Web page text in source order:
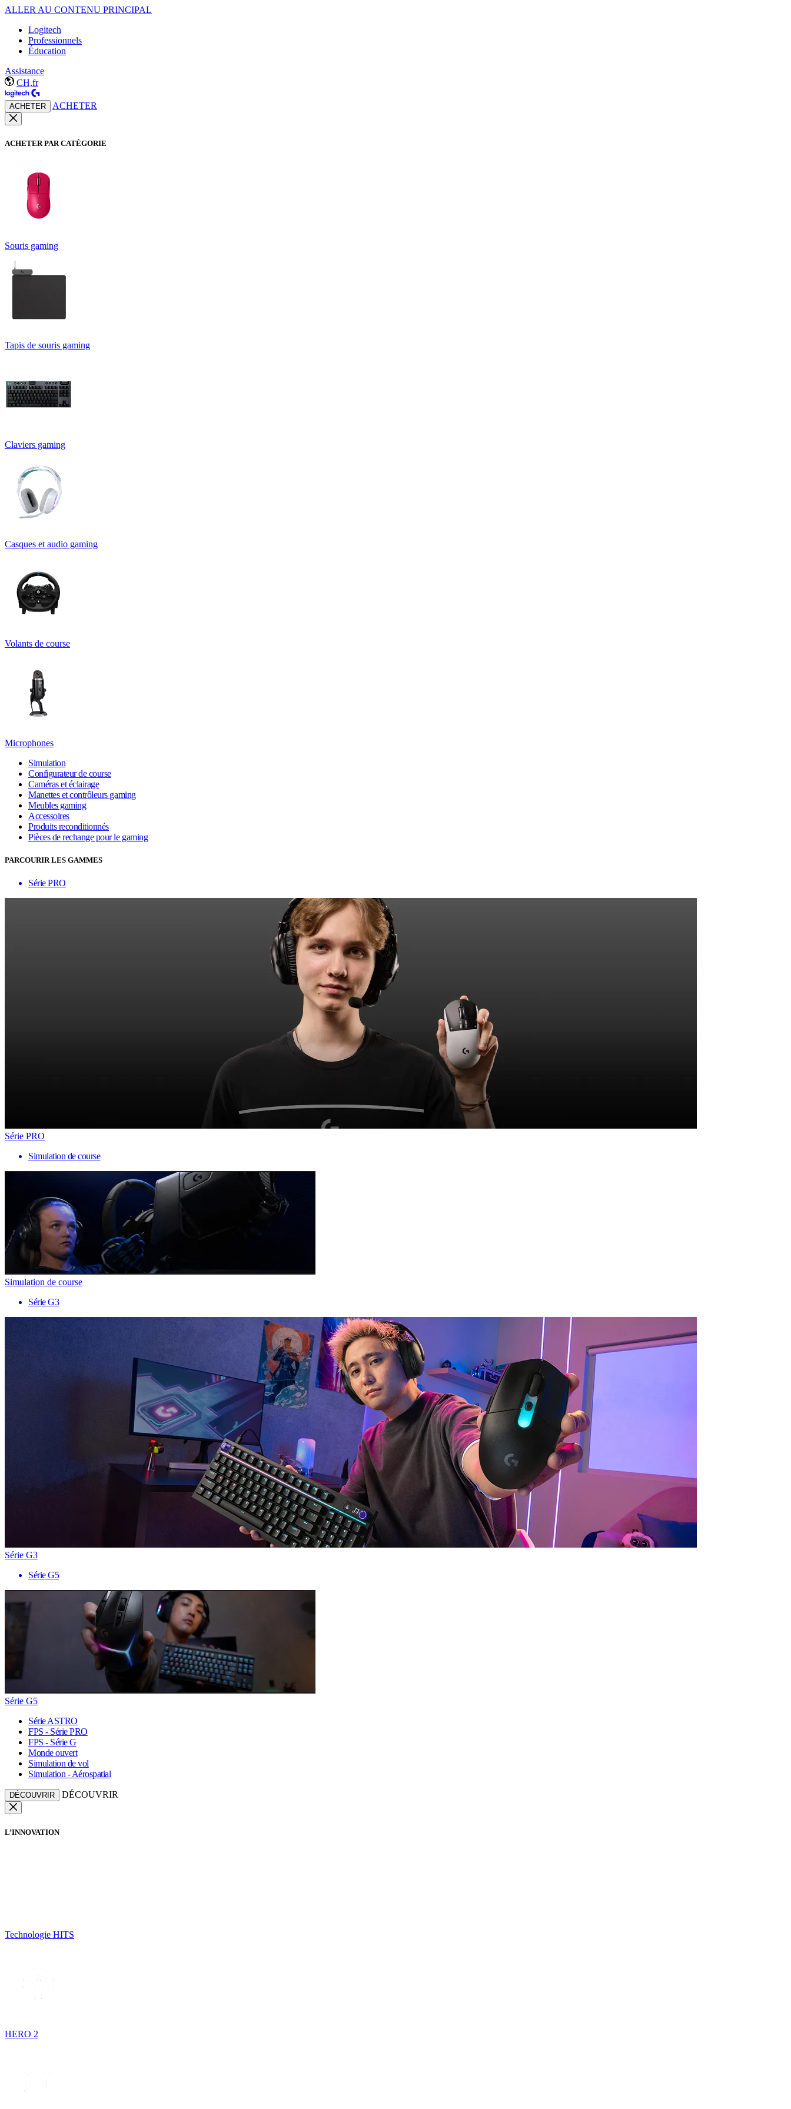
ALLER AU CONTENU PRINCIPAL
Logitech
Professionnels
Éducation
Assistance
CH,fr
ACHETER ACHETER
ACHETER PAR CATÉGORIE
Souris gaming
Tapis de souris gaming
Claviers gaming
Casques et audio gaming
Volants de course
Microphones
Simulation
Configurateur de course
Caméras et éclairage
Manettes et contrôleurs gaming
Meubles gaming
Accessoires
Produits reconditionnés
Pièces de rechange pour le gaming
PARCOURIR LES GAMMES
Série PRO
Série PRO
Simulation de course
Simulation de course
Série G3
Série G3
Série G5
Série G5
Série ASTRO
FPS - Série PRO
FPS - Série G
Monde ouvert
Simulation de vol
Simulation - Aérospatial
DÉCOUVRIR DÉCOUVRIR
L’INNOVATION
Technologie HITS
HERO 2